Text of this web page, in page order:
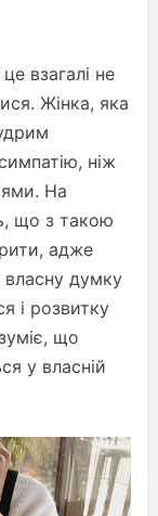
взагалі не
Жінка, яка
ніж
На
що з такою
адже
власну думку
і розвитку
що
у власній